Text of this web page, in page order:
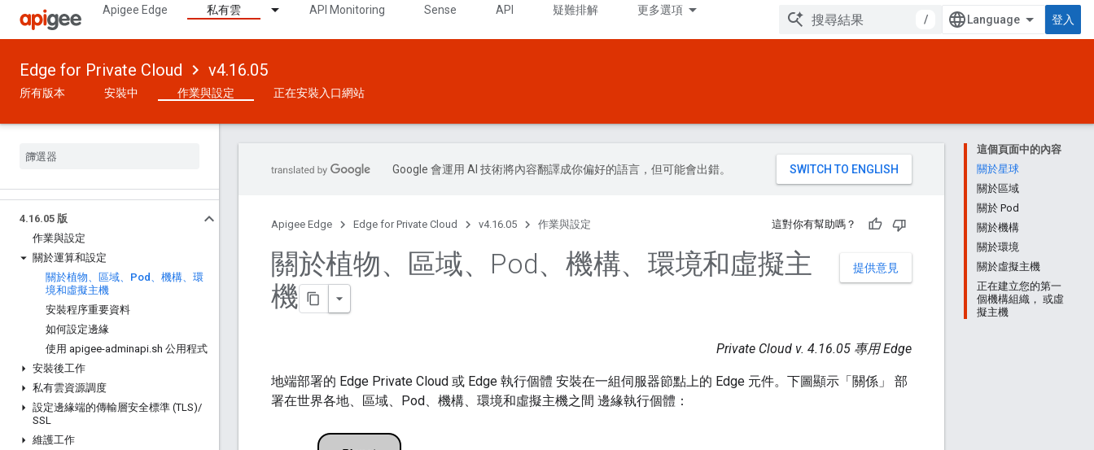
Apigee Edge 私有雲 API Monitoring Sense API 疑難排解 更多選項
/ 登入
Edge for Private Cloud v4.16.05
所有版本 安裝中 作業與設定 正在安裝入口網站
4.16.05 版
作業與設定
關於運算和設定
關於植物、區域、Pod、機構、環
境和虛擬主機
安裝程序重要資料
如何設定邊緣
使用 apigee-adminapi.sh 公用程式
安裝後工作
私有雲資源調度
設定邊緣端的傳輸層安全標準 (TLS)/
SSL
維護工作
這個頁面中的內容
關於星球
關於區域
關於 Pod
關於機構
關於環境
關於虛擬主機
正在建立您的第一
個機構組織， 或虛
擬主機
Google 會運用 AI 技術將內容翻譯成你偏好的語言，但可能會出錯。
Apigee Edge Edge for Private Cloud v4.16.05 作業與設定 這對你有幫助嗎？
提供意見
關於植物、區域、Pod、機構、環境和虛擬主
機
Private Cloud v. 4.16.05 專用 Edge
地端部署的 Edge Private Cloud 或 Edge 執行個體 安裝在一組伺服器節點上的 Edge 元件。下圖顯示「關係」 部
署在世界各地、區域、Pod、機構、環境和虛擬主機之間 邊緣執行個體：